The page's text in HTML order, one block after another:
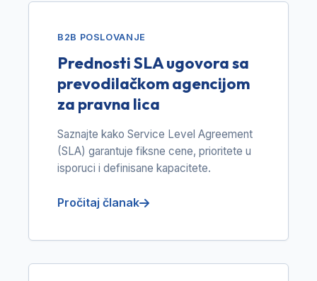
B2B POSLOVANJE
Prednosti SLA ugovora sa
prevodilačkom agencijom
za pravna lica
Saznajte kako Service Level Agreement
(SLA) garantuje fiksne cene, prioritete u
isporuci i definisane kapacitete.
Pročitaj članak